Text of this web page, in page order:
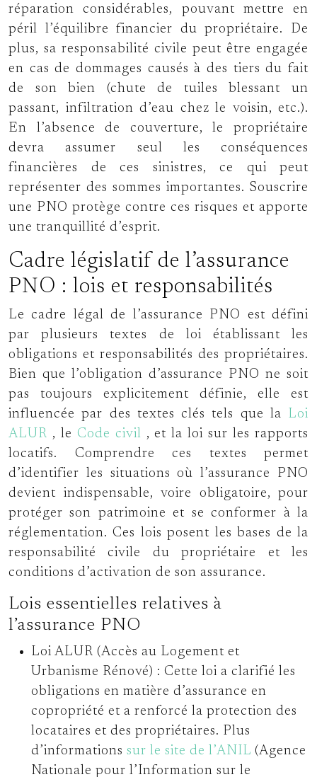
réparation considérables, pouvant mettre en
péril l’équilibre financier du propriétaire. De
plus, sa responsabilité civile peut être engagée
en cas de dommages causés à des tiers du fait
de son bien (chute de tuiles blessant un
passant, infiltration d’eau chez le voisin, etc.).
En l’absence de couverture, le propriétaire
devra assumer seul les conséquences
financières de ces sinistres, ce qui peut
représenter des sommes importantes. Souscrire
une PNO protège contre ces risques et apporte
une tranquillité d’esprit.
Cadre législatif de l’assurance
PNO : lois et responsabilités
Le cadre légal de l’assurance PNO est défini
par plusieurs textes de loi établissant les
obligations et responsabilités des propriétaires.
Bien que l’obligation d’assurance PNO ne soit
pas toujours explicitement définie, elle est
influencée par des textes clés tels que la Loi
ALUR , le Code civil , et la loi sur les rapports
locatifs. Comprendre ces textes permet
d’identifier les situations où l’assurance PNO
devient indispensable, voire obligatoire, pour
protéger son patrimoine et se conformer à la
réglementation. Ces lois posent les bases de la
responsabilité civile du propriétaire et les
conditions d’activation de son assurance.
Lois essentielles relatives à
l’assurance PNO
Loi ALUR (Accès au Logement et
Urbanisme Rénové) : Cette loi a clarifié les
obligations en matière d’assurance en
copropriété et a renforcé la protection des
locataires et des propriétaires. Plus
d’informations sur le site de l’ANIL (Agence
Nationale pour l’Information sur le